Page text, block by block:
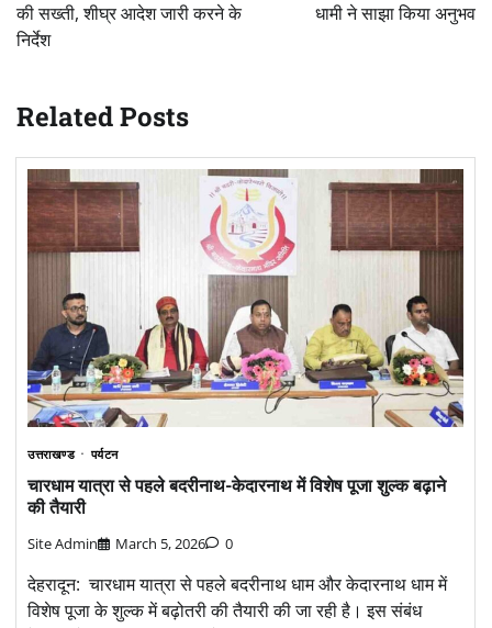
की सख्ती, शीघ्र आदेश जारी करने के
निर्देश
धामी ने साझा किया अनुभव
Related Posts
उत्तराखण्ड पर्यटन
चारधाम यात्रा से पहले बदरीनाथ-केदारनाथ में विशेष पूजा शुल्क बढ़ाने
की तैयारी
Site Admin March 5, 2026 0
देहरादून: चारधाम यात्रा से पहले बदरीनाथ धाम और केदारनाथ धाम में
विशेष पूजा के शुल्क में बढ़ोतरी की तैयारी की जा रही है। इस संबंध